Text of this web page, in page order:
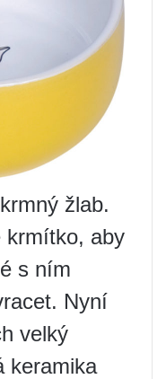
žlab.
krmítko, aby
s ním
Nyní
velký
keramika